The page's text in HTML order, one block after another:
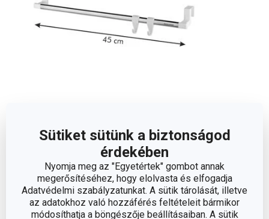
Sütiket sütünk a biztonságod
érdekében
Nyomja meg az "Egyetértek" gombot annak
megerősítéséhez, hogy elolvasta és elfogadja
Adatvédelmi szabályzatunkat. A sütik tárolását, illetve
az adatokhoz való hozzáférés feltételeit bármikor
módosíthatja a böngészője beállításaiban. A sütik
A TERMÉK HOSSZA (CM)
Egyéb paraméterek